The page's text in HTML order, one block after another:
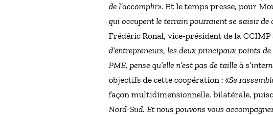
de l’accomplir». Et le temps presse, pour
qui occupent le terrain pourraient se saisir de
Frédéric Ronal, vice-président de la
d’entrepreneurs, les deux principaux points
PME, pense qu’elle n’est pas de taille à
objectifs de cette coopération : «Se
façon multidimensionnelle, bilatérale,
Nord-Sud. Et nous pouvons vous